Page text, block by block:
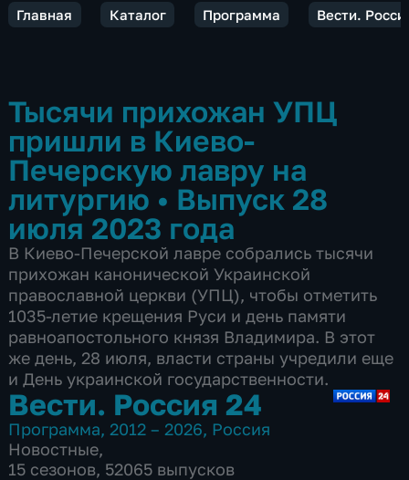
Главная Каталог Программа Вести.
Тысячи прихожан УПЦ
пришли в Киево-
Печерскую лавру на
литургию • Выпуск 28
июля 2023 года
В Киево-Печерской лавре собрались тысячи
прихожан канонической Украинской
православной церкви (УПЦ), чтобы отметить
1035-летие крещения Руси и день памяти
равноапостольного князя Владимира. В этот
же день, 28 июля, власти страны учредили еще
и День украинской государственности.
Вести. Россия 24
Программа, 2012 – 2026, Россия
Новостные,
15 сезонов, 52065 выпусков